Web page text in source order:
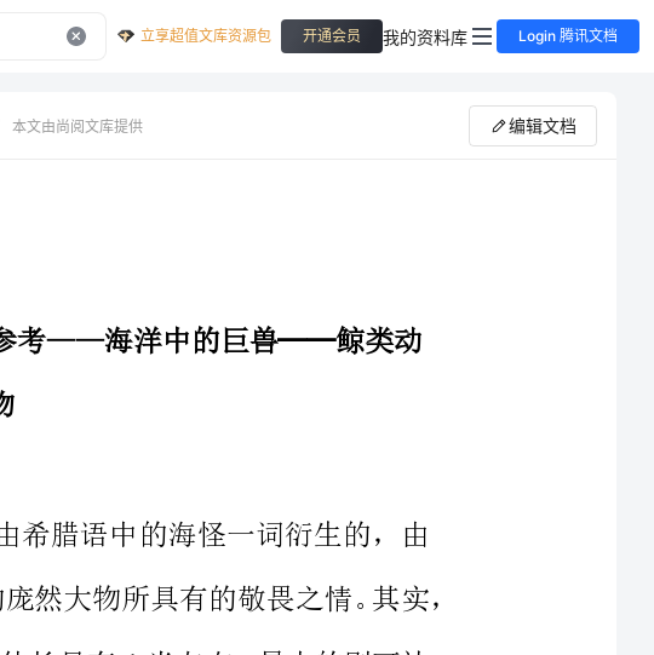
立享超值文库资源包 开通会员 我的资料库 Login 腾讯文档
本文由尚阅文库提供 编辑文档
鲸类动物的体形差异很大，小型的体长只有米左右，最大的则可达
在淡水环境中，体形同鱼类十分相似，体形均呈流线型，适于游泳，